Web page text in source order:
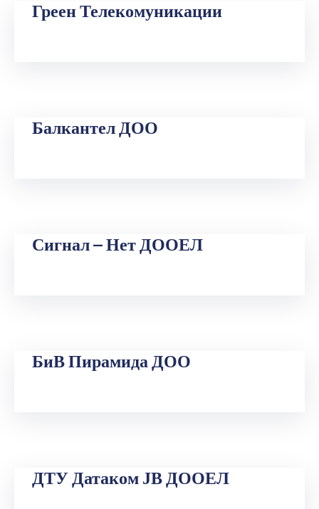
Греен Телекомуникации
Балкантел ДОО
Сигнал – Нет ДООЕЛ
БиВ Пирамида ДОО
ДТУ Датаком ЈВ ДООЕЛ